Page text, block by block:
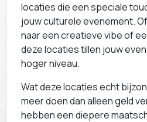
locaties die een speciale
jouw culturele evenement.
naar een creatieve vibe of
deze locaties tillen jouw
hoger niveau.
Wat deze locaties echt
meer doen dan alleen geld
hebben een diepere